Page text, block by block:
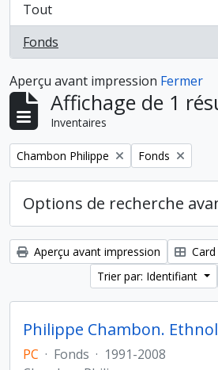
Tout
Fonds
, 1 résultats
Aperçu avant impression Fermer
Affichage de 1
Inventaires
Remove filter:
Chambon Philippe Remove filter:
Fonds
Options de recherche
Aperçu avant impression
Trier par: Identifiant
PC · Fonds · 1991-2008